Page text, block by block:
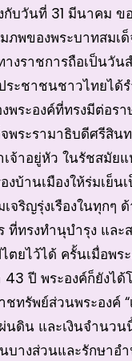
กับวันที่ 31 มีนาคม ข
พของพระบาทสมเด็
งราชการถือเป็นวั
ระชาชนชาวไทยได้
ระองค์ที่ทรงมีต่อร
พระรามาธิบดีศรีสิน
จ้าอยู่หัว ในรัชสมัยแ
งบ้านเมืองให้ร่มเย็
จริญรุ่งเรืองในทุกๆ
ที่ทรงทำนุบำรุง และ
ยไว้ได้ ครั้นเมื่อพร
43 ปี พระองค์ก็ยังได้
ทรัพย์ส่วนพระองค์ “
นดิน และเงินจำนวน
บางส่วนและรักษาอ